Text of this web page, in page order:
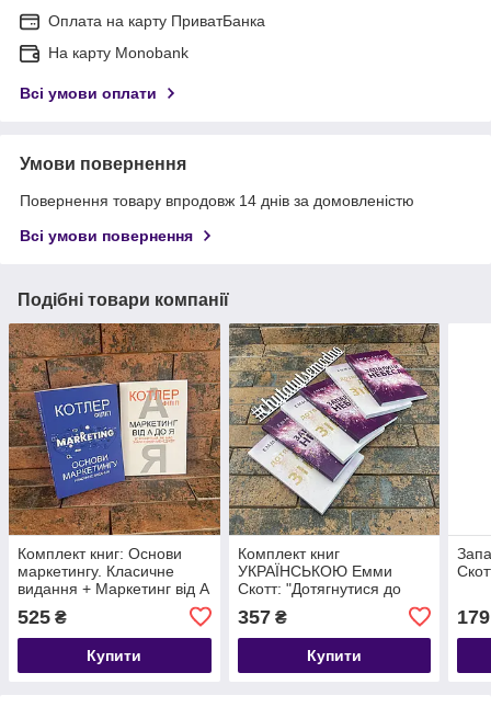
Оплата на карту ПриватБанка
На карту Monobank
Всі умови оплати
Умови повернення
Повернення товару впродовж 14 днів за домовленістю
Всі умови повернення
Подібні товари компанії
Комплект книг: Основи
маркетингу. Класичне
видання + Маркетинг від А
українською мовою
525 ₴
Купити
Комплект книг
УКРАЇНСЬКОЮ Емми
Скотт: "Дотягнутися до
зірок", "Запалити небеса"
357₴
Купити
179